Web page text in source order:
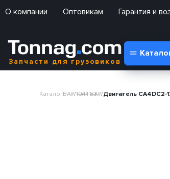
О компании Оптовикам Гарантия и
Запчасти для грузовиков
КаталогBAW1044 BAWДвигатель CA4DC2-